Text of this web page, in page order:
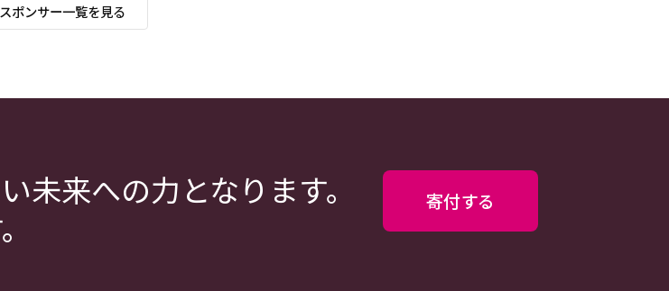
スポンサー一覧を見る
未来への力となります。
寄付する